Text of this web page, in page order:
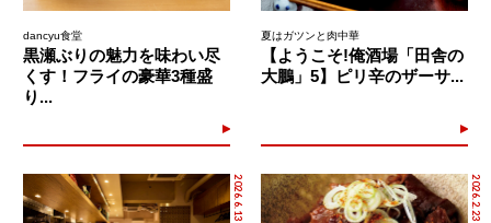
dancyu食堂
黒瀬ぶりの魅力を味わい尽
くす！フライの豪華3種盛
り...
夏はガツンと肉中華
【ようこそ!俺酒場「田舎の
大鵬」5】ピリ辛のザーサ...
2026.6.13 2026.2.23